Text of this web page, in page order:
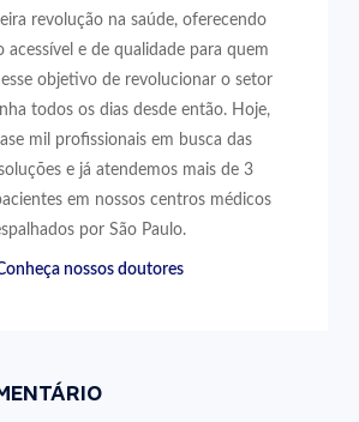
revolução na saúde, oferecendo
acessível e de qualidade para quem
objetivo de revolucionar o setor
todos os dias desde então. Hoje,
mil profissionais em busca das
e já atendemos mais de 3
em nossos centros médicos
por São Paulo.
nossos doutores